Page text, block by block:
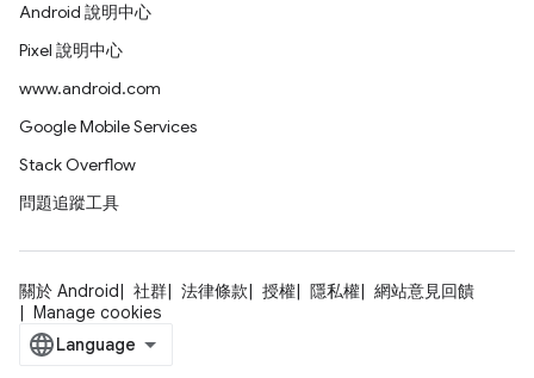
Android 說明中心
Pixel 說明中心
www.android.com
Google Mobile Services
Stack Overflow
問題追蹤工具
關於 Android 社群 法律條款 授權 隱私權
網站意見回饋
Manage cookies